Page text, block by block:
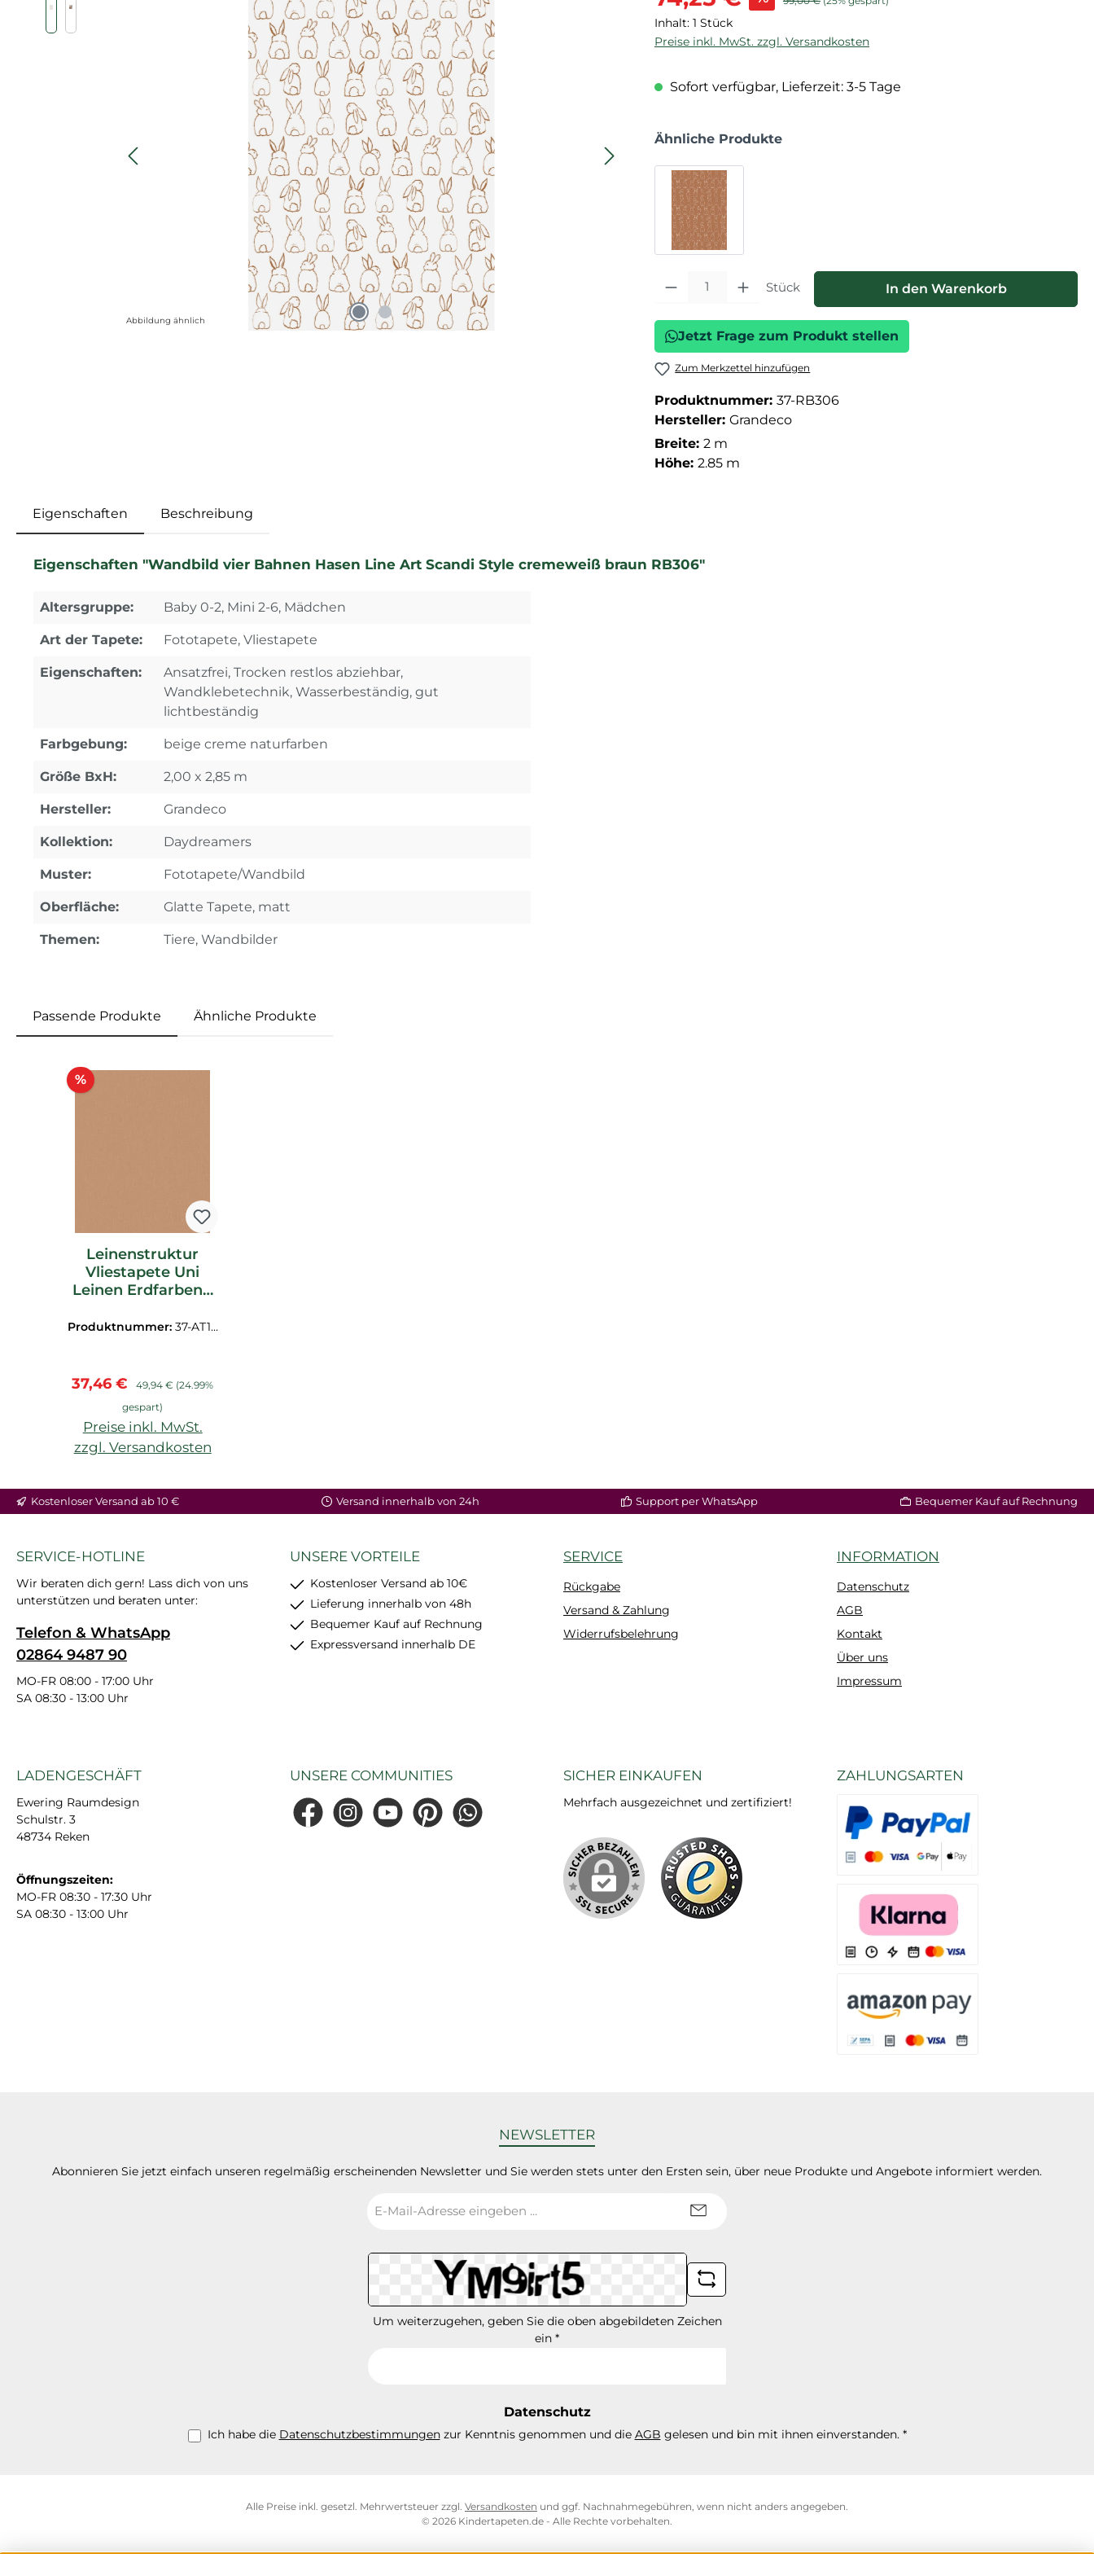
Abbildung ähnlich
Inhalt: 1 Stück
Preise inkl. MwSt. zzgl. Versandkosten
Sofort verfügbar, Lieferzeit: 3-5 Tage
Ähnliche Produkte
Produkt Anzahl: Gib den gewünschten Wert ein oder benutze die
Stück In den Warenkorb
Jetzt Frage zum Produkt stellen
Zum Merkzettel hinzufügen
Produktnummer: 37-RB306
Hersteller: Grandeco
Breite: 2 m
Höhe: 2.85 m
Eigenschaften Beschreibung
Eigenschaften "Wandbild vier Bahnen Hasen Line Art Scandi Style cremeweiß braun RB306"
Altersgruppe: Baby 0-2, Mini 2-6, Mädchen
Art der Tapete: Fototapete, Vliestapete
Eigenschaften:
Ansatzfrei, Trocken restlos abziehbar,
Wandklebetechnik, Wasserbeständig, gut
lichtbeständig
Farbgebung: beige creme naturfarben
Größe BxH: 2,00 x 2,85 m
Hersteller: Grandeco
Kollektion: Daydreamers
Muster: Fototapete/Wandbild
Oberfläche: Glatte Tapete, matt
Themen: Tiere, Wandbilder
Passende Produkte Ähnliche Produkte
%Rabatt
Leinenstruktur
Vliestapete Uni
Leinen Erdfarbend
Produktnummer: 37-AT10
Verkaufspreis:
37,46 € Regulärer Preis:
49,94 € (24.99%
gespart)
Preise inkl. MwSt.
zzgl. Versandkosten
Kostenloser Versand ab 10 € Versand innerhalb von 24h Support per WhatsApp Bequemer Kauf auf Rechnung
SERVICE-HOTLINE
Wir beraten dich gern! Lass dich von uns
unterstützen und beraten unter:
Telefon & WhatsApp
02864 9487 90
MO-FR 08:00 - 17:00 Uhr
SA 08:30 - 13:00 Uhr
UNSERE VORTEILE
Kostenloser Versand ab 10€
Lieferung innerhalb von 48h
Bequemer Kauf auf Rechnung
Expressversand innerhalb DE
SERVICE
Rückgabe
Versand & Zahlung
Widerrufsbelehrung
INFORMATION
Datenschutz
AGB
Kontakt
Über uns
Impressum
LADENGESCHÄFT
Ewering Raumdesign
Schulstr. 3
48734 Reken
Öffnungszeiten:
MO-FR 08:30 - 17:30 Uhr
SA 08:30 - 13:00 Uhr
UNSERE COMMUNITIES
FacebookInstagramYouTubePinterestWhatsApp
SICHER EINKAUFEN
Mehrfach ausgezeichnet und zertifiziert!
ZAHLUNGSARTEN
NEWSLETTER
Abonnieren Sie jetzt einfach unseren regelmäßig erscheinenden Newsletter und Sie werden stets unter den Ersten sein, über neue Produkte und Angebote informiert werden.
Mail-
*
Um weiterzugehen, geben Sie die oben abgebildeten Zeichen
ein *
Datenschutz
Ich habe die Datenschutzbestimmungenzur Kenntnis genommen und die AGB gelesen und bin mit ihnen einverstanden. *
Alle Preise inkl. gesetzl. Mehrwertsteuer zzgl. Versandkosten und ggf. Nachnahmegebühren, wenn nicht anders angegeben.
© 2026 Kindertapeten.de - Alle Rechte vorbehalten.